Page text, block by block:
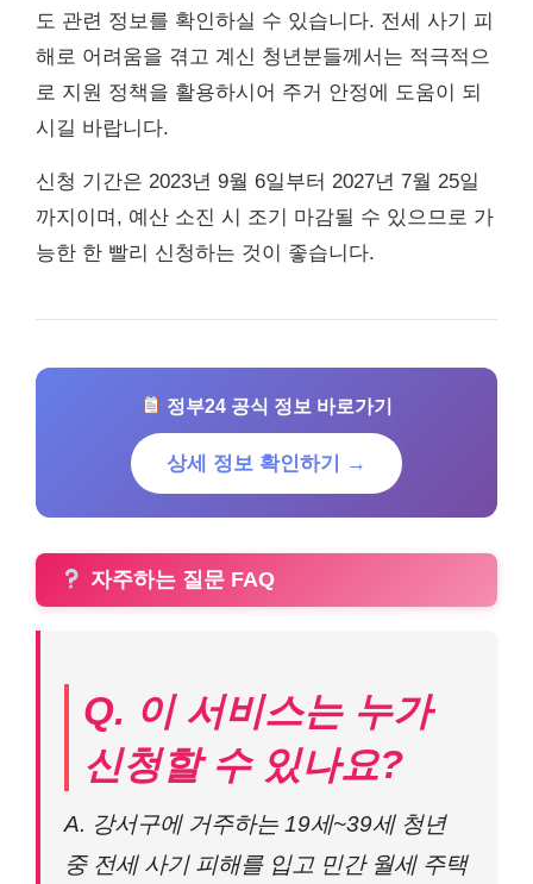
도 관련 정보를 확인하실 수 있습니다. 전세 사기 피
해로 어려움을 겪고 계신 청년분들께서는 적극적으
로 지원 정책을 활용하시어 주거 안정에 도움이 되
시길 바랍니다.
신청 기간은 2023년 9월 6일부터 2027년 7월 25일
까지이며, 예산 소진 시 조기 마감될 수 있으므로 가
능한 한 빨리 신청하는 것이 좋습니다.
정부24 공식 정보 바로가기
상세 정보 확인하기 →
자주하는 질문 FAQ
Q. 이 서비스는 누가
신청할 수 있나요?
A. 강서구에 거주하는 19세~39세 청년
중 전세 사기 피해를 입고 민간 월세 주택